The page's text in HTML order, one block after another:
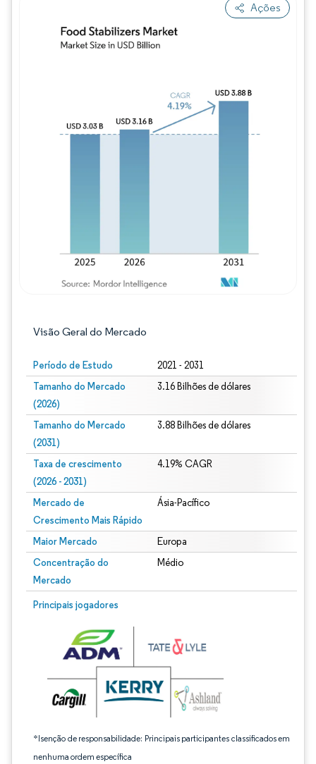
Ações
Visão Geral do Mercado
Período de Estudo 2021 - 2031
Tamanho do Mercado
(2026)
3.16 Bilhões de dólares
Tamanho do Mercado
(2031)
3.88 Bilhões de dólares
Taxa de crescimento
(2026 - 2031)
4.19% CAGR
Mercado de
Crescimento Mais Rápido
Ásia-Pacífico
Maior Mercado Europa
Concentração do
Mercado
Médio
Principais jogadores
*Isenção de responsabilidade: Principais participantes classificados em
nenhuma ordem específica
Imagem © Mordor Intelligence. O reuso requer atribuição conforme CC BY 4.0.